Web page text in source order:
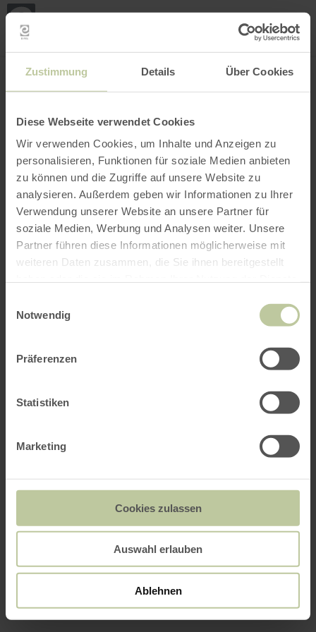
Zustimmung Details Über Cookies
Diese Webseite verwendet Cookies
Wir verwenden Cookies, um Inhalte und Anzeigen zu
personalisieren, Funktionen für soziale Medien anbieten
zu können und die Zugriffe auf unsere Website zu
analysieren. Außerdem geben wir Informationen zu Ihrer
Verwendung unserer Website an unsere Partner für
soziale Medien, Werbung und Analysen weiter. Unsere
Partner führen diese Informationen möglicherweise mit
weiteren Daten zusammen, die Sie ihnen bereitgestellt
Notwendig
Präferenzen
Statistiken
Marketing
Cookies zulassen
Auswahl erlauben
Ablehnen
INTERACTIVE MAP
my
Open filter